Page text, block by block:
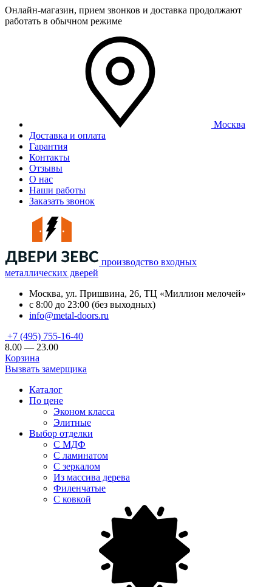
Онлайн-магазин, прием звонков и доставка продолжают
работать в обычном режиме
Москва
Доставка и оплата
Гарантия
Контакты
Отзывы
О нас
Наши работы
Заказать звонок
производство входных
металлических дверей
Москва, ул. Пришвина, 26, ТЦ «Миллион мелочей»
с 8:00 до 23:00 (без выходных)
info@metal-doors.ru
+7 (495) 755-16-40
8.00 — 23.00
Корзина
Вызвать замерщика
Каталог
По цене
Эконом класса
Элитные
Выбор отделки
С МДФ
С ламинатом
С зеркалом
Из массива дерева
Филенчатые
С ковкой